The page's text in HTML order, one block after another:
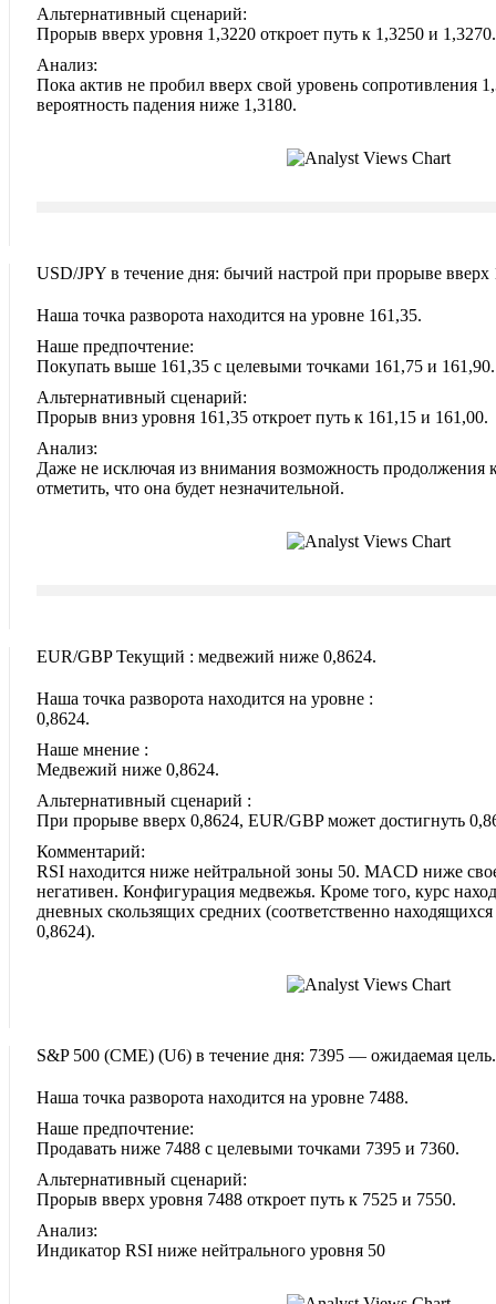
Альтернативный сценарий:
Прорыв вверх уровня 1,3220 откроет путь к 1,3250 и 1,3270.
Анализ:
Пока актив не пробил вверх свой уровень сопротивления
вероятность падения ниже 1,3180.
USD/JPY в течение дня: бычий настрой при прорыве вверх
Наша точка разворота находится на уровне 161,35.
Наше предпочтение:
Покупать выше 161,35 с целевыми точками 161,75 и 161,90.
Альтернативный сценарий:
Прорыв вниз уровня 161,35 откроет путь к 161,15 и 161,00.
Анализ:
Даже не исключая из внимания возможность продолжения
отметить, что она будет незначительной.
EUR/GBP Текущий : медвежий ниже 0,8624.
Наша точка разворота находится на уровне :
0,8624.
Наше мнение :
Медвежий ниже 0,8624.
Альтернативный сценарий :
При прорыве вверх 0,8624, EUR/GBP может достигнуть
Комментарий:
RSI находится ниже нейтральной зоны 50. MACD ниже
негативен. Конфигурация медвежья. Кроме того, курс
дневных скользящих средних (соответственно
0,8624).
S&P 500 (CME)‎ (U6)‎ в течение дня: 7395 — ожидаемая цель.
Наша точка разворота находится на уровне 7488.
Наше предпочтение:
Продавать ниже 7488 с целевыми точками 7395 и 7360.
Альтернативный сценарий:
Прорыв вверх уровня 7488 откроет путь к 7525 и 7550.
Анализ:
Индикатор RSI ниже нейтрального уровня 50